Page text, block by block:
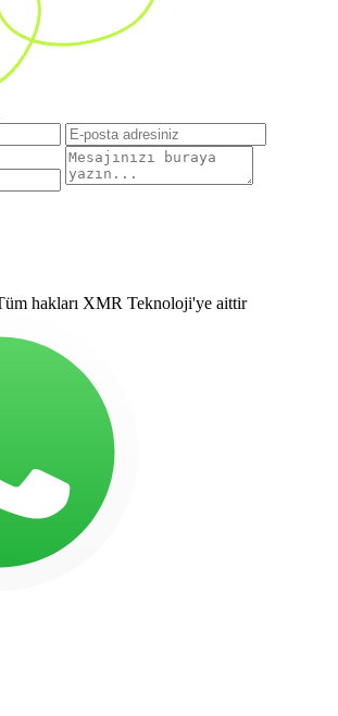
hakları XMR Teknoloji'ye aittir